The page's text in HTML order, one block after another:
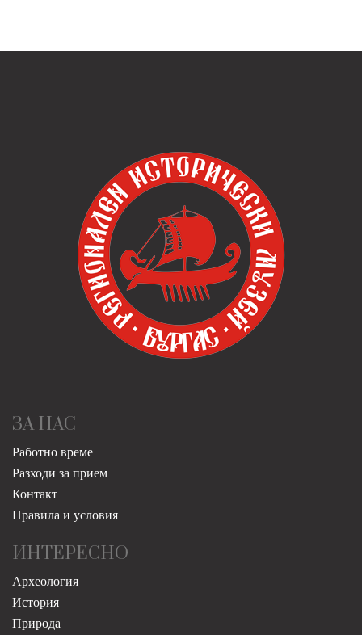
ЗА НАС
Работно време
Разходи за прием
Контакт
Правила и условия
ИНТЕРЕСНО
Археология
История
Природа